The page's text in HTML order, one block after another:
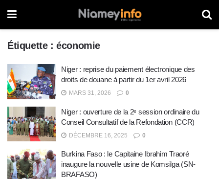
Étiquette :économie
Niger : reprise du paiement électronique des
droits de douane à partir du 1er avril 2026
MARS 31, 2026 0
Niger : ouverture de la 2ᵉ session ordinaire du
Conseil Consultatif de la Refondation (CCR)
DÉCEMBRE 16, 2025 0
Burkina Faso : le Capitaine Ibrahim Traoré
inaugure la nouvelle usine de Komsilga (SN-
BRAFASO)